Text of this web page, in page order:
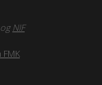
NIF